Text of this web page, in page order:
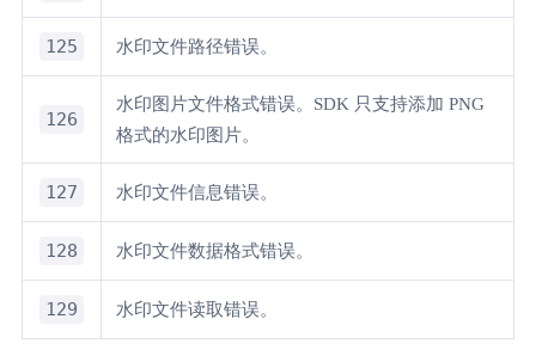
125 水印文件路径错误。
126
水印图片文件格式错误。SDK 只支持添加 PNG
格式的水印图片。
127 水印文件信息错误。
128 水印文件数据格式错误。
129 水印文件读取错误。